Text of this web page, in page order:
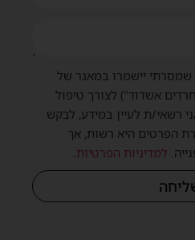
יישמרו במאגר של
אשדוד") לצורך טיפול
רשאי/ת לעיין במידע, לבקש
הפרטים היא רשות, אך
למדיניות הפרטיות.